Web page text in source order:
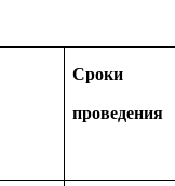
Сроки
проведения